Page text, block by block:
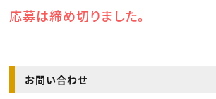
応募は締め切りました。
お問い合わせ